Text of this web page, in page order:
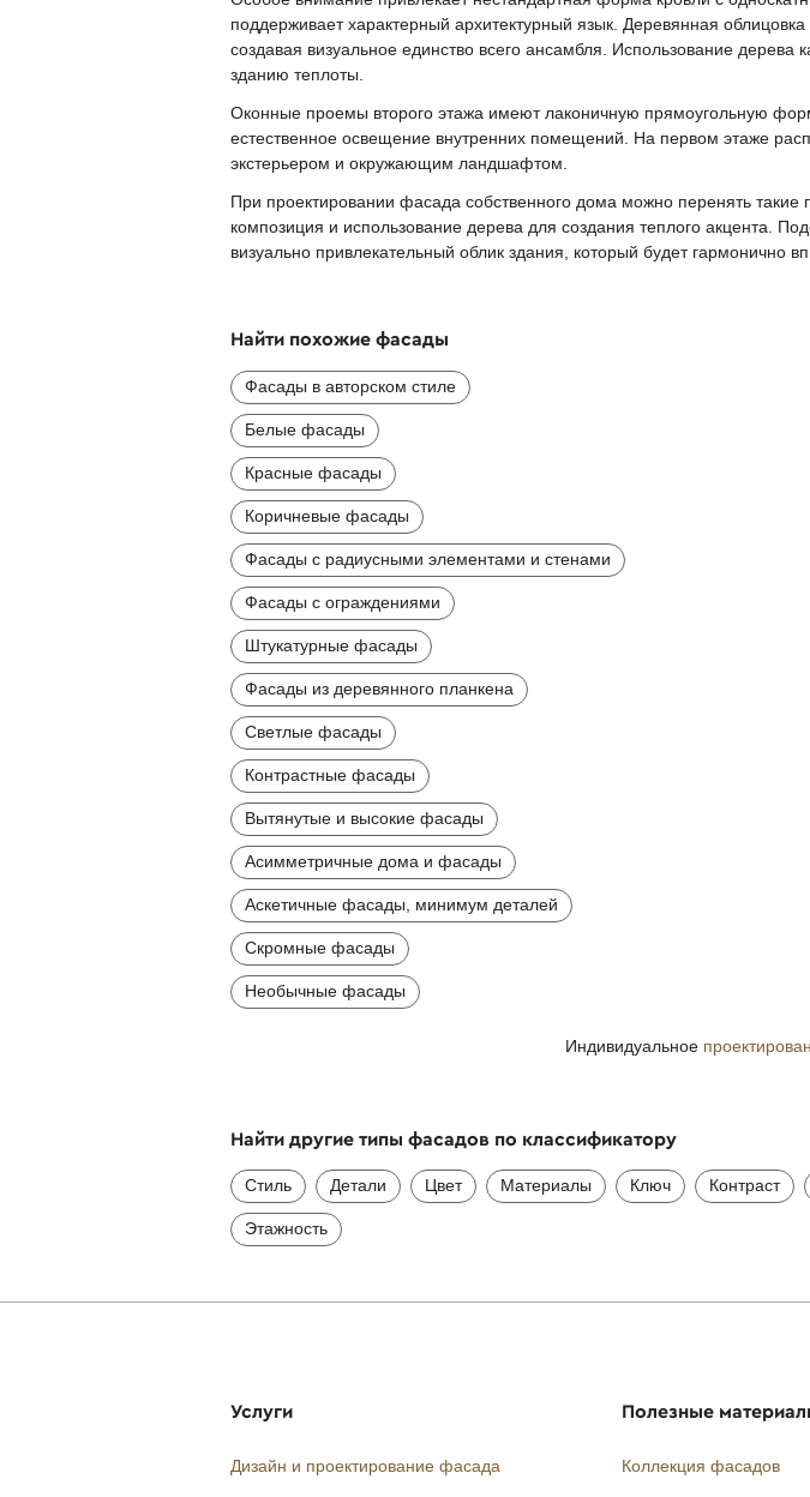
поддерживает характерный архитектурный язык. Деревянная
создавая визуальное единство всего ансамбля. Использование дерева
зданию теплоты.
Оконные проемы второго этажа имеют лаконичную прямоугольную
естественное освещение внутренних помещений. На первом этаже
экстерьером и окружающим ландшафтом.
При проектировании фасада собственного дома можно перенять
композиция и использование дерева для создания теплого акцента.
визуально привлекательный облик здания, который будет гармонично
Найти похожие фасады
Фасады в авторском стиле
Белые фасады
Красные фасады
Коричневые фасады
Фасады с радиусными элементами и стенами
Фасады с ограждениями
Штукатурные фасады
Фасады из деревянного планкена
Светлые фасады
Контрастные фасады
Вытянутые и высокие фасады
Асимметричные дома и фасады
Аскетичные фасады, минимум деталей
Скромные фасады
Необычные фасады
Индивидуальное
Найти другие типы фасадов по классификатору
Стиль Детали Цвет Материалы Ключ Контраст
Этажность
Услуги
Дизайн и проектирование фасада
Полезные
Коллекция фасадов